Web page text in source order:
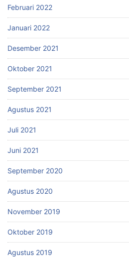
Februari 2022
Januari 2022
Desember 2021
Oktober 2021
September 2021
Agustus 2021
Juli 2021
Juni 2021
September 2020
Agustus 2020
November 2019
Oktober 2019
Agustus 2019